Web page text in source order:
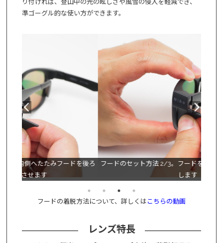
り付ければ、登山中の光の眩しさや風雪の侵入を軽減でき、
準ゴーグル的な使い方ができます。
フードのセット方法 2/3。フードを奥までしっかりとセット
フードの着脱方法について、詳しくは こちらの動画
レンズ特長